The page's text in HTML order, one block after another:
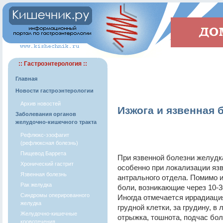
:: Гастроэнтерология ::
Главная
Новости гастроэнтерологии
Архив новостей
Заболевания органов
желудочно-кишечного тракта
Рефлюкс-эзофагит
(рефлюксная болезнь)
Пищевод Баррета
Хронический гастрит
Язвенная болезнь
Рак желудка
Синдромы оперированного
желудка
Желудочно-кишечные
кровотечения
Изжога и язвенная
При язвенной болезни
особенно при локализации
антрального отдела. Помимо
боли, возникающие через 10-
Иногда отмечается
грудной клетки, за грудину,
отрыжка, тошнота, подчас